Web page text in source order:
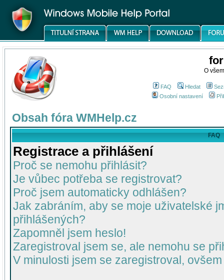
O
FAQ Hledat
Osobní nastavení
Obsah fóra WMHelp.cz
FAQ
Registrace a přihlášení
Proč se nemohu přihlásit?
Je vůbec potřeba se registrovat?
Proč jsem automaticky odhlášen?
Jak zabráním, aby se moje uživatelské
přihlášených?
Zapomněl jsem heslo!
Zaregistroval jsem se, ale nemohu se
V minulosti jsem se zaregistroval,